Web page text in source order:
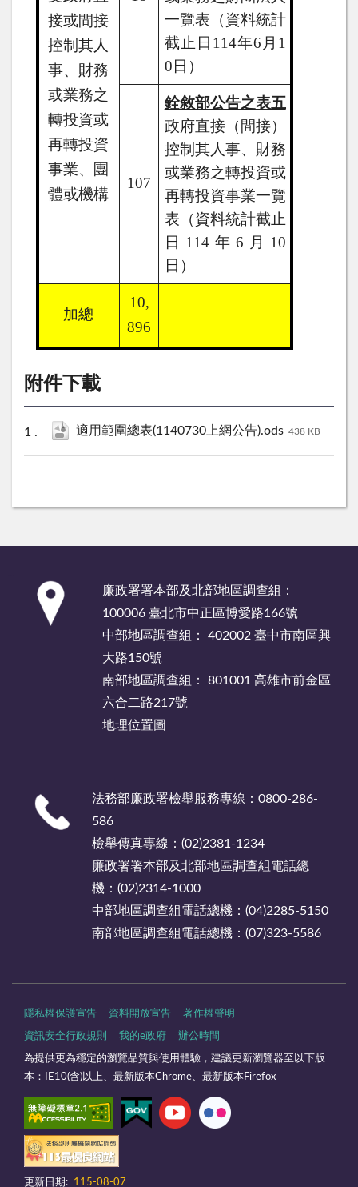
接或間接
控制其人
事、財務
或業務之
轉投資或
再轉投資
事業、團
體或機構
一覽表（資料統計
截止日 114年6 月 1
0 日）
107
銓敘部公告之表五
政府直接（間接）
控制其人事、財務
或業務之轉投資或
再轉投資事業一覽
表（資料統計截止
日 114年 6 月 10
日）
加總
10,
896
附件下載
適用範圍總表(1140730上網公告).ods 438 KB
廉政署署本部及北部地區調查組：
100006 臺北市中正區博愛路166號
中部地區調查組： 402002 臺中市南區興
大路150號
南部地區調查組： 801001 高雄市前金區
六合二路217號
地理位置圖
法務部廉政署檢舉服務專線：0800-286-
586
檢舉傳真專線：(02)2381-1234
廉政署署本部及北部地區調查組電話總
機：(02)2314-1000
中部地區調查組電話總機：(04)2285-5150
南部地區調查組電話總機：(07)323-5586
隱私權保護宣告 資料開放宣告 著作權聲明
資訊安全行政規則 我的e政府 辦公時間
為提供更為穩定的瀏覽品質與使用體驗，建議更新瀏覽器至以下版
本：IE10(含)以上、最新版本Chrome、最新版本Firefox
更新日期: 115-08-07